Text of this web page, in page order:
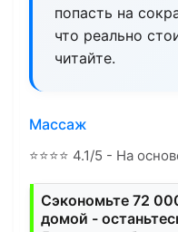
попасть на
что реально
читайте.
Массаж
⭐⭐⭐⭐ 4.1/5 - На
Сэкономьте 72
домой -